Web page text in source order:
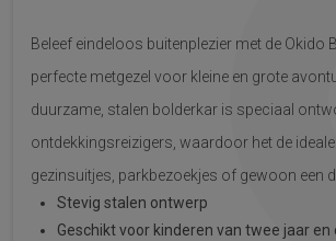
Beleef eindeloos buitenplezier met de Okido
perfecte metgezel voor kleine en grote
duurzame, stalen bolderkar is speciaal
ontdekkingsreizigers, waardoor het de
gezinsuitjes, parkbezoekjes of gewoon een
Stevig stalen ontwerp
Geschikt voor kinderen van twee jaar en